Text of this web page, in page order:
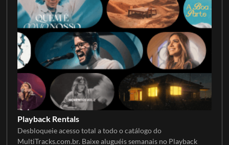
Playback Rentals
Desbloqueie acesso total a todo o catálogo do
MultiTracks.com.br. Baixe aluguéis semanais no Playback